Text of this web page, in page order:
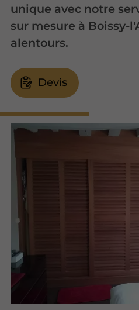
unique avec notre
sur mesure à Boissy-
alentours.
Devis